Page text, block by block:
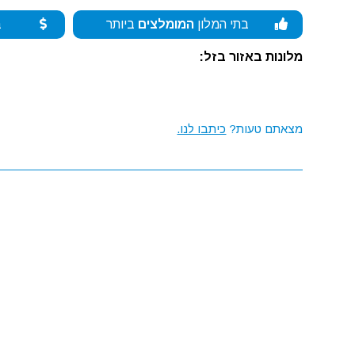
בתי המלון המומלצים ביותר
מלונות באזור בזל:
מצאתם טעות? כיתבו לנו.